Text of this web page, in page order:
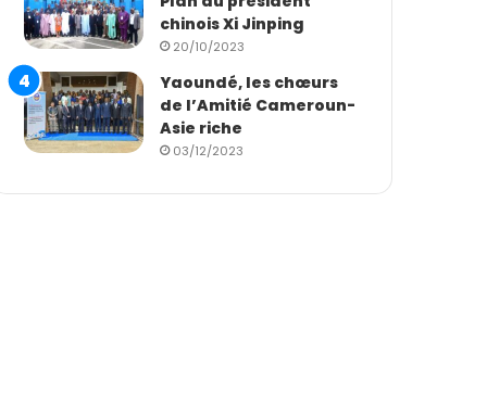
chinois Xi Jinping
20/10/2023
Yaoundé, les chœurs
de l’Amitié Cameroun-
Asie riche
03/12/2023